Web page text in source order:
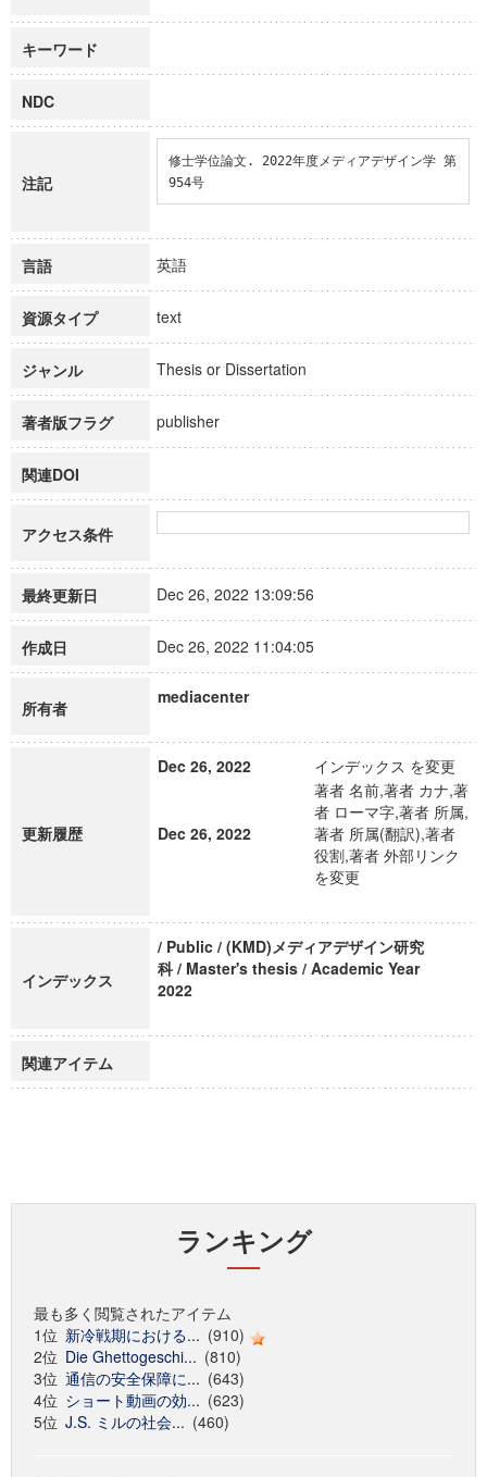
キーワード
NDC
注記
修士学位論文. 2022年度メディアデザイン学 第
954号
言語 英語
資源タイプ text
ジャンル Thesis or Dissertation
著者版フラグ publisher
関連DOI
アクセス条件
最終更新日 Dec 26, 2022 13:09:56
作成日 Dec 26, 2022 11:04:05
所有者
mediacenter
更新履歴
Dec 26, 2022 インデックス を変更
Dec 26, 2022
著者 名前,著者 カナ,著
者 ローマ字,著者 所属,
著者 所属(翻訳),著者
役割,著者 外部リンク
を変更
インデックス
/ Public / (KMD)メディアデザイン研究
科 / Master's thesis / Academic Year
2022
関連アイテム
ランキング
最も多く閲覧されたアイテム
1位 新冷戦期における... (910)
2位 Die Ghettogeschi... (810)
3位 通信の安全保障に... (643)
4位 ショート動画の効... (623)
5位 J.S. ミルの社会... (460)